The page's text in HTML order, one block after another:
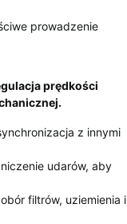
prowadzenie
prędkości
z innymi
udarów, aby
filtrów, uziemienia i